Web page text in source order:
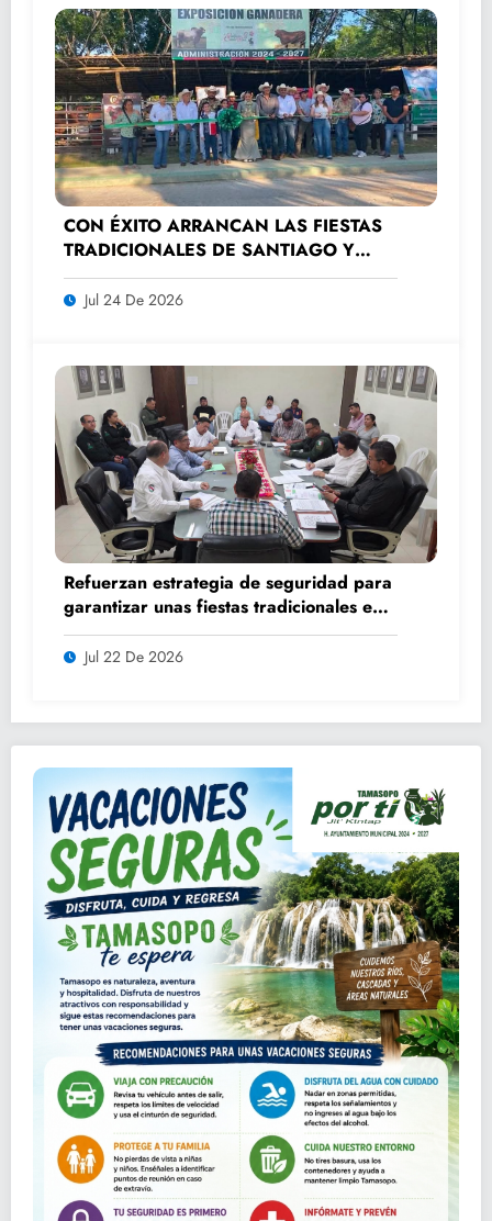
CON ÉXITO ARRANCAN LAS FIESTAS
TRADICIONALES DE SANTIAGO Y
SANTA ANA 2026
Jul 24 De 2026
Refuerzan estrategia de seguridad para
garantizar unas fiestas tradicionales en
orden y tranquilidad
Jul 22 De 2026